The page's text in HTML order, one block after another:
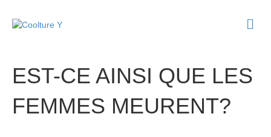
EST-CE AINSI QUE LES
FEMMES MEURENT?